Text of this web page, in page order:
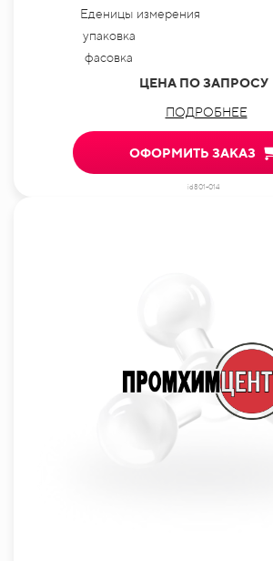
Еденицы измерения
упаковка
фасовка
ЦЕНА ПО ЗАПРОСУ
ПОДРОБНЕЕ
ОФОРМИТЬ ЗАКАЗ
id801-014